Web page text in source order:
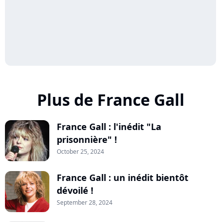
Plus de France Gall
France Gall : l'inédit "La
prisonnière" !
October 25, 2024
France Gall : un inédit bientôt
dévoilé !
September 28, 2024